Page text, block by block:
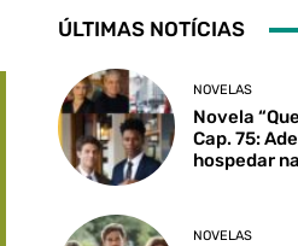
ÚLTIMAS NOTÍCIAS
NOVELAS
Novela
Cap. 75:
hospedar
NOVELAS